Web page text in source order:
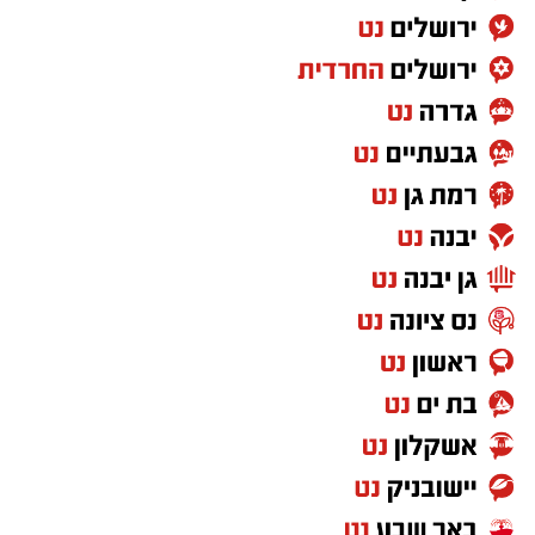
בשנות השמונים והתשעים לחייו מדובר בטלטלה
קיומי שהרבה יותר מאתגר ומורכב להשתקם ממנה.
עמותת אביב לגיל השלישי , הפועלת למען מיצוי
זכויותיהם של בני הגיל השלישי, ללא כל תשלום,
בהתקפה מאיראן בחודש יוני. פגשנו מקרוב את
המציאות: אדם מבוגר שנפלט מביתו, לפעמים רק
עם חפציו האישיים, נדרש למלא טפסים דיגיטליים